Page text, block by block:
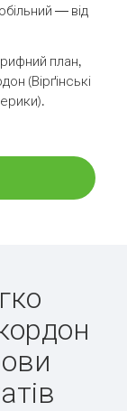
— від
план,
(Вірґінські